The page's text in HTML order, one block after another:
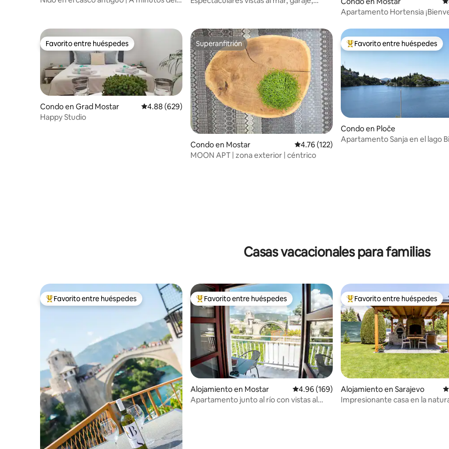
Apartamento Hortensia
Favorito entre huéspedes
Favorito entre huéspedes
Condo en Grad Mostar Calificación promedio: 4.88 de 5, 629 reseñas
4.88 (629)
Happy Studio
Superanfitrión
Superanfitrión
Condo en Mostar Calificación promedio: 4.76 de 5, 122 reseñas
4.76 (122)
MOON APT | zona exterior | céntrico
Favorito entre huéspedes
Favorito entre huéspedes
Condo en Ploče
Apartamento Sanja en el lago
Casas vacacionales para familias
Favorito entre huéspedes preferido
Favorito entre huéspedes Favorito entre huéspedes preferido
Favorito entre huéspedes
Alojamiento en Mostar Calificación promedio: 4.96 de 5, 169 reseñas
4.96 (169)
Apartamento junto al río con vistas al
Favorito entre huéspedes
Favorito entre huéspedes
Alojamiento en Sarajevo
Impresionante casa en la